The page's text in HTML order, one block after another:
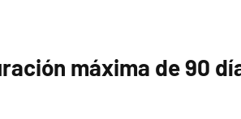
máxima de 90